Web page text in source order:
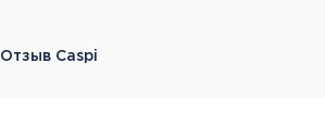
Отзыв Caspi